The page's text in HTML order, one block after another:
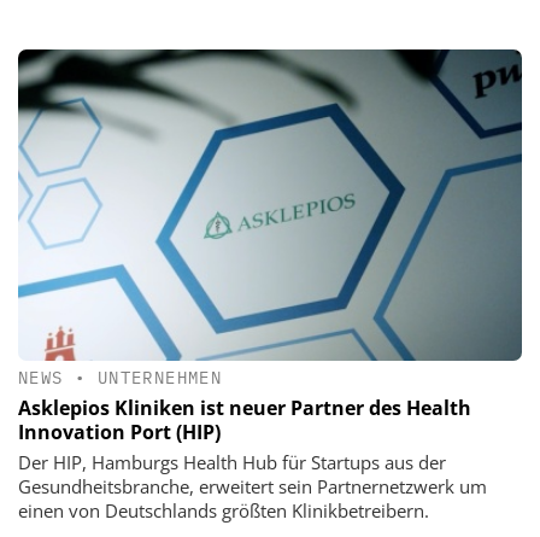
NEWS • UNTERNEHMEN
Asklepios Kliniken ist neuer Partner des Health
Innovation Port (HIP)
Der HIP, Hamburgs Health Hub für Startups aus der
Gesundheitsbranche, erweitert sein Partnernetzwerk um
einen von Deutschlands größten Klinikbetreibern.